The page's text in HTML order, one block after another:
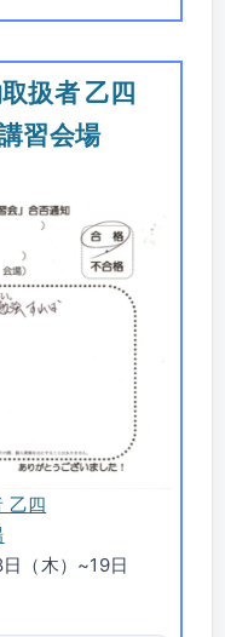
扱者 乙四
習会場
乙四
（木）~19日